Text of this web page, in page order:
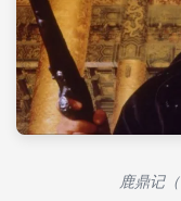
鹿鼎记